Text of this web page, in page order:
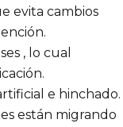
evita cambios
, lo cual
e hinchado.
están migrando